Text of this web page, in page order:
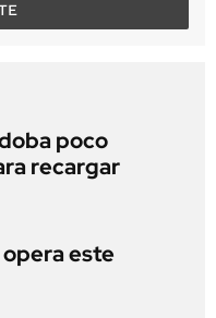
poco
recargar
este